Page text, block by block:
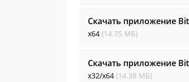
Скачать приложение
x64 (14.75 МБ)
Скачать приложение
x32/x64 (14.38 МБ)